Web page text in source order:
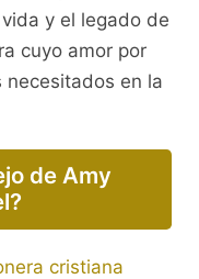
y el legado de
cuyo amor por
necesitados en la
de Amy
cristiana